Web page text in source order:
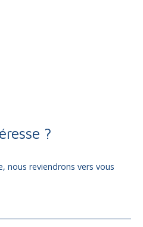
?
nous reviendrons vers vous